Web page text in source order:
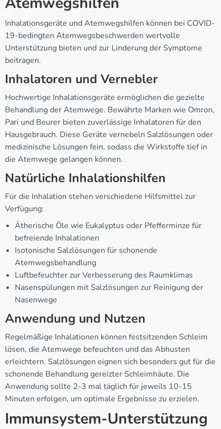
Inhalationsgeräte und Atemwegshilfen können bei COVID-
19-bedingten Atemwegsbeschwerden wertvolle
Unterstützung bieten und zur Linderung der Symptome
beitragen.
Inhalatoren und Vernebler
Hochwertige Inhalationsgeräte ermöglichen die gezielte
Behandlung der Atemwege. Bewährte Marken wie Omron,
Pari und Beurer bieten zuverlässige Inhalatoren für den
Hausgebrauch. Diese Geräte vernebeln Salzlösungen oder
medizinische Lösungen fein, sodass die Wirkstoffe tief in
die Atemwege gelangen können.
Natürliche Inhalationshilfen
Für die Inhalation stehen verschiedene Hilfsmittel zur
Verfügung:
Ätherische Öle wie Eukalyptus oder Pfefferminze für
befreiende Inhalationen
Isotonische Salzlösungen für schonende
Atemwegsbehandlung
Luftbefeuchter zur Verbesserung des Raumklimas
Nasenspülungen mit Salzlösungen zur Reinigung der
Nasenwege
Anwendung und Nutzen
Regelmäßige Inhalationen können festsitzenden Schleim
lösen, die Atemwege befeuchten und das Abhusten
erleichtern. Salzlösungen eignen sich besonders gut für die
schonende Behandlung gereizter Schleimhäute. Die
Anwendung sollte 2-3 mal täglich für jeweils 10-15
Minuten erfolgen, um optimale Ergebnisse zu erzielen.
Immunsystem-Unterstützung